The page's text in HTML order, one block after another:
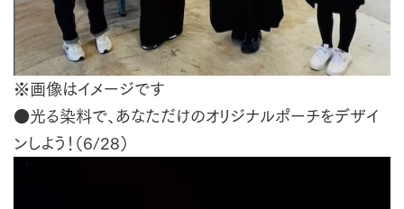
※画像はイメージです
●光る染料で、あなただけのオリジナルポーチをデザイ
ンしよう！（6/28）